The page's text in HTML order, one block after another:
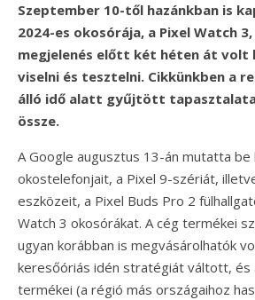
Szeptember 10-től hazánkban is
2024-es okosórája, a Pixel Watch
megjelenés előtt két héten át volt
viselni és tesztelni. Cikkünkben a
álló idő alatt gyűjtött
össze.
A Google augusztus 13-án mutatta be
okostelefonjait, a Pixel 9-szériát,
eszközeit, a Pixel Buds Pro 2
Watch 3 okosórákat. A cég termékei
ugyan korábban is megvásárolhatók
keresőóriás idén stratégiát váltott,
termékei (a régió más országaihoz